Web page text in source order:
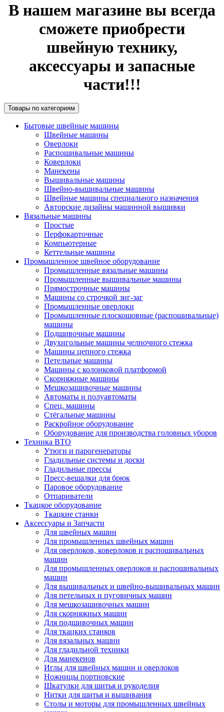
В нашем магазине вы всегда
сможете приобрести
швейную технику,
аксессуары и запасные
части!!!
Товары по категориям
Бытовые швейные машины
Швейные машины
Оверлоки
Распошивальные машины
Коверлоки
Манекены
Вышивальные машины
Швейно-вышивальные машины
Швейные машины специального назначения
Авторские дизайны машинной вышивки
Вязальные машины
Простые
Перфокарточные
Компьютерные
Кеттельные машины
Промышленное швейное оборудование
Промышленные вязальные машины
Промышленные вышивальные машины
Прямострочные машины
Машины со строчкой зиг-заг
Промышленные оверлоки
Промышленные плоскошовные (распошивальные)
машины
Подшивочные машины
Двухигольные машины челночного стежка
Машины цепного стежка
Петельные машины
Машины с колонковой платформой
Cкорняжные машины
Мешкозашивочные машины
Автоматы и полуавтоматы
Спец. машины
Стёгальные машины
Раскройное оборудование
Оборудование для производства головных уборов
Техника ВТО
Утюги и парогенераторы
Гладильные системы и доски
Гладильные прессы
Пресс-вешалки для брюк
Паровое оборудование
Отпариватели
Ткацкое оборудование
Ткацкие станки
Аксессуары и Запчасти
Для швейных машин
Для промышленных швейных машин
Для оверлоков, коверлоков и распошивальных
машин
Для промышленных оверлоков и распошивальных
машин
Для вышивальных и швейно-вышивальных машин
Для петельных и пуговичных машин
Для мешкозашивочных машин
Для скорняжных машин
Для подшивочных машин
Для ткацких станков
Для вязальных машин
Для гладильной техники
Для манекенов
Иглы для швейных машин и оверлоков
Ножницы портновские
Шкатулки для шитья и рукоделия
Нитки для шитья и вышивания
Столы и моторы для промышленных швейных